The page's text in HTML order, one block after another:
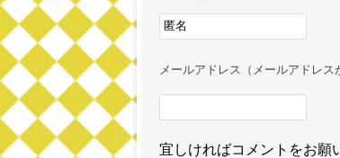
メールアドレス（メールアドレ
宜しければコメントをお願